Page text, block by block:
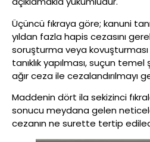
Üçüncü fıkraya göre; kanuni
yıldan fazla hapis cezasını
soruşturma veya
tanıklık yapılması, suçun
ağır ceza ile ce­zalandırılmayı
Maddenin dört ila sekizinci
sonucu mey­dana gelen
cezanın ne surette tertip